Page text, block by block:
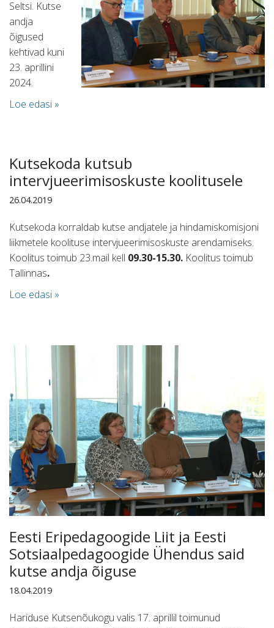
Seltsi. Kutse
andja
õigused
kehtivad kuni
23. aprillini
2024.
Loe edasi »
Kutsekoda kutsub
intervjueerimisoskuste koolitusele
26.04.2019
Kutsekoda korraldab kutse andjatele ja hindamiskomisjoni
liikmetele koolituse intervjueerimisoskuste arendamiseks.
Koolitus toimub 23.mail kell 09.30-15.30. Koolitus toimub
Tallinnas.
Loe edasi »
Eesti Eripedagoogide Liit ja Eesti
Sotsiaalpedagoogide Ühendus said
kutse andja õiguse
18.04.2019
Hariduse Kutsenõukogu valis 17. aprillil toimunud